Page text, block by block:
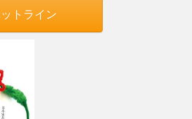
トライン